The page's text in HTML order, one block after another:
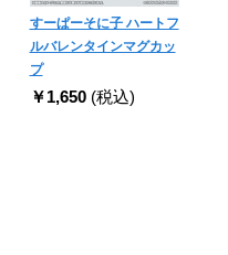
すーぱーそに子 ハートフ
ルバレンタインマグカッ
プ
￥1,650 (税込)